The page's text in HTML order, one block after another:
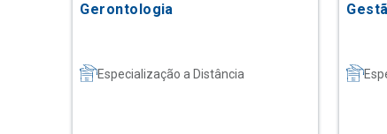
Gerontologia
Especialização a Distância